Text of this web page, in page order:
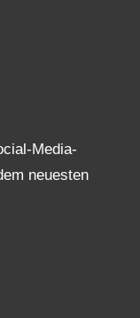
Media-
neuesten